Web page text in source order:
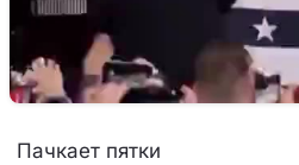
Пачкает пятки